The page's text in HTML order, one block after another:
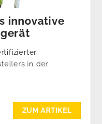
innovative
in der
ZUM ARTIKEL